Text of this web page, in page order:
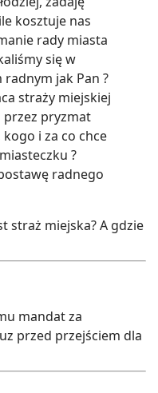
kosztuje nas
rady miasta
się w
jak Pan ?
straży miejskiej
przez pryzmat
i za co chce
?
radnego
straż miejska? A gdzie
mandat za
przed przejściem dla